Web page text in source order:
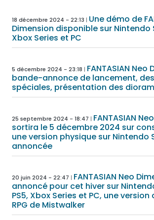
18 décembre 2024 - 22:13
Une démo de
Dimension disponible sur Nintendo
Xbox Series et PC
5 décembre 2024 - 23:18
FANTASIAN Neo
bande-annonce de lancement,
spéciales, présentation des
25 septembre 2024 - 18:47
FANTASIAN
sortira le 5 décembre 2024 sur
une version physique sur Nintendo
annoncée
20 juin 2024 - 22:47
FANTASIAN Neo
annoncé pour cet hiver sur
PS5, Xbox Series et PC, une
RPG de Mistwalker